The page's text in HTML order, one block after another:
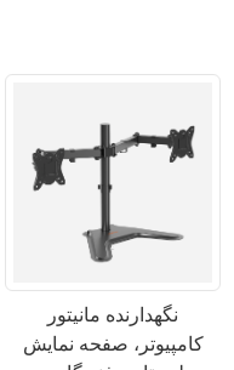
نگهدارنده مانیتور
کامپیوتر، صفحه نمایش